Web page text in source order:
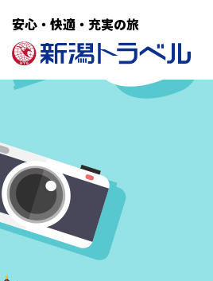
安心・快適・充実の旅